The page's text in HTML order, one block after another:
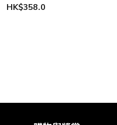
HK$358.0